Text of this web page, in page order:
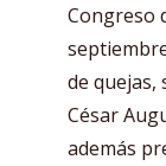
Congreso
de quejas,
César
además